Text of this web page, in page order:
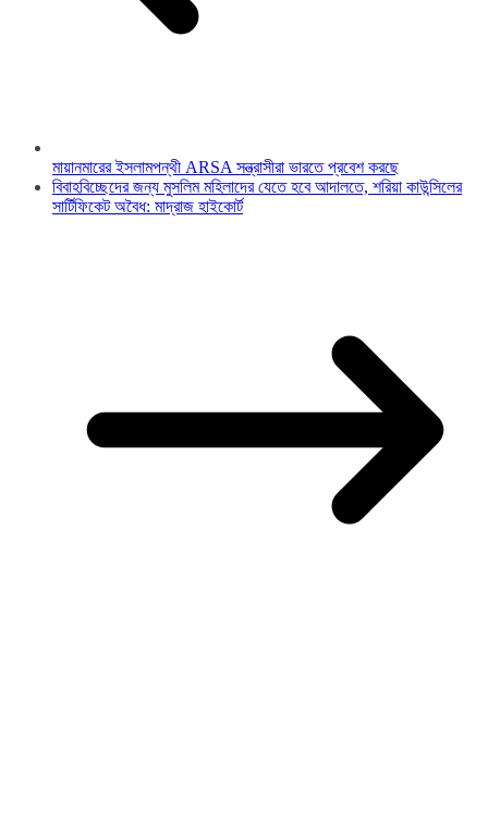
মায়ানমারের ইসলামপন্থী ARSA সন্ত্রাসীরা ভারতে প্রবেশ করছে
বিবাহবিচ্ছেদের জন্য মুসলিম মহিলাদের যেতে হবে আদালতে, শরিয়া কাউন্সিলের
সার্টিফিকেট অবৈধ: মাদ্রাজ হাইকোর্ট